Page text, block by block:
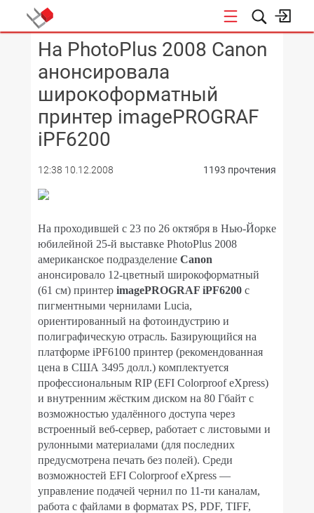
КОНФЕРЕНЦИИ
На PhotoPlus 2008 Canon
анонсировала
широкоформатный
принтер imagePROGRAF
iPF6200
12:38 10.12.2008 1193 прочтения
На проходившей с 23 по 26 октября в Нью-Йорке
юбилейной 25-й выставке PhotoPlus 2008
американское подразделение Canon
анонсировало 12-цветный широкоформатный
(61 см) принтер imagePROGRAF iPF6200 с
пигментными чернилами Lucia,
ориентированный на фотоиндустрию и
полиграфическую отрасль. Базирующийся на
платформе iPF6100 принтер (рекомендованная
цена в США 3495 долл.) комплектуется
профессиональным RIP (EFI Colorproof eXpress)
и внутренним жёстким диском на 80 Гбайт с
возможностью удалённого доступа через
встроенный веб-сервер, работает с листовыми и
рулонными материалами (для последних
предусмотрена печать без полей). Среди
возможностей EFI Colorproof eXpress —
управление подачей чернил по 11-ти каналам,
работа с файлами в форматах PS, PDF, TIFF,